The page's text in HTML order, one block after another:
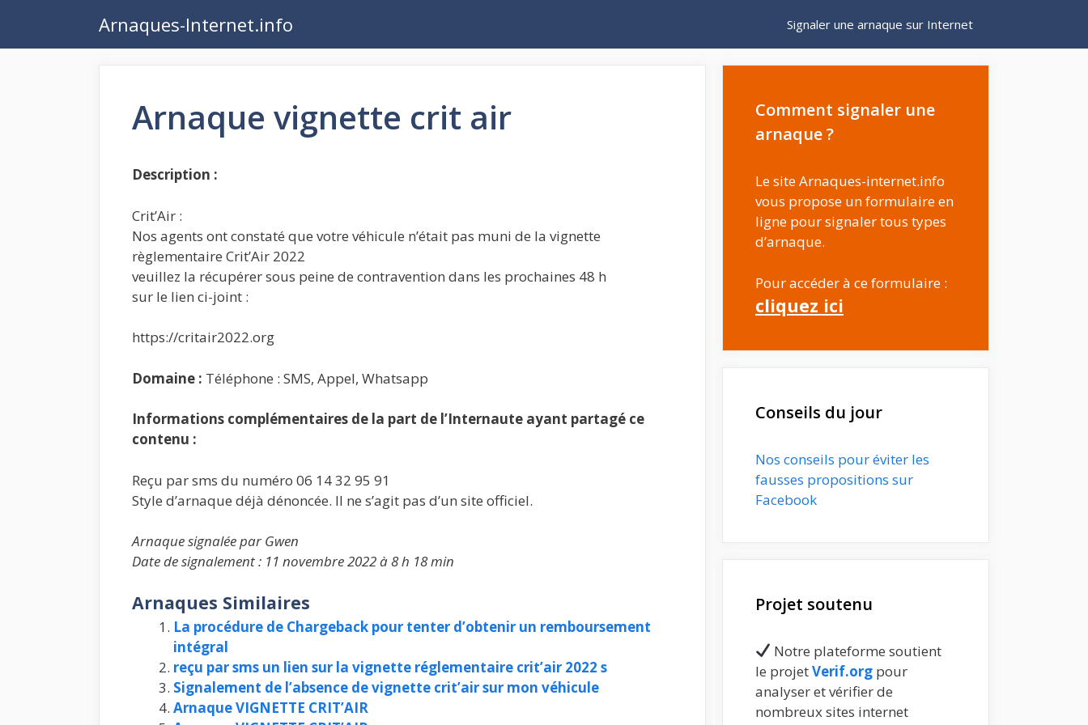
contenu
Arnaques-Internet.info Signaler une arnaque sur Internet
Arnaque vignette crit air
Description :
Crit’Air :
Nos agents ont constaté que votre véhicule n’était pas muni de la vignette
règlementaire Crit’Air 2022
veuillez la récupérer sous peine de contravention dans les prochaines 48 h
sur le lien ci-joint :
https://critair2022.org
Domaine : Téléphone : SMS, Appel, Whatsapp
Informations complémentaires de la part de l’Internaute ayant partagé ce
contenu :
Reçu par sms du numéro 06 14 32 95 91
Style d’arnaque déjà dénoncée. Il ne s’agit pas d’un site officiel.
Arnaque signalée par Gwen
Date de signalement : 11 novembre 2022 à 8 h 18 min
Arnaques Similaires
La procédure de Chargeback pour tenter d’obtenir un remboursement
intégral
reçu par sms un lien sur la vignette réglementaire crit’air 2022 s
Signalement de l’absence de vignette crit’air sur mon véhicule
Arnaque VIGNETTE CRIT’AIR
Comment signaler une
arnaque ?
Le site Arnaques-internet.info
vous propose un formulaire en
ligne pour signaler tous types
d’arnaque.
Pour accéder à ce formulaire :
cliquez ici
Conseils du jour
Nos conseils pour éviter les
fausses propositions sur
Facebook
Projet soutenu
Notre plateforme soutient
le projetVerif.org pour
analyser et vérifier de
nombreux sites internet